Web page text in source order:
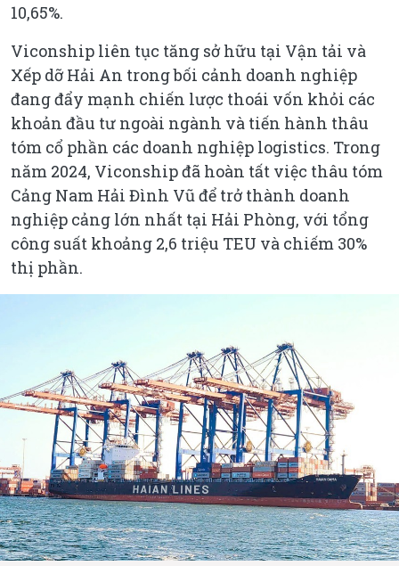
10,65%.
Viconship liên tục tăng sở hữu tại Vận tải và
Xếp dỡ Hải An trong bối cảnh doanh nghiệp
đang đẩy mạnh chiến lược thoái vốn khỏi các
khoản đầu tư ngoài ngành và tiến hành thâu
tóm cổ phần các doanh nghiệp logistics. Trong
năm 2024, Viconship đã hoàn tất việc thâu tóm
Cảng Nam Hải Đình Vũ để trở thành doanh
nghiệp cảng lớn nhất tại Hải Phòng, với tổng
công suất khoảng 2,6 triệu TEU và chiếm 30%
thị phần.